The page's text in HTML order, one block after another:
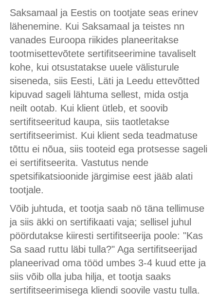
Saksamaal ja Eestis on tootjate seas erinev
lähenemine. Kui Saksamaal ja teistes nn
vanades Euroopa riikides planeeritakse
tootmisettevõtete sertifitseerimine tavaliselt
kohe, kui otsustatakse uuele välisturule
siseneda, siis Eesti, Läti ja Leedu ettevõtted
kipuvad sageli lähtuma sellest, mida ostja
neilt ootab. Kui klient ütleb, et soovib
sertifitseeritud kaupa, siis taotletakse
sertifitseerimist. Kui klient seda teadmatuse
tõttu ei nõua, siis tooteid ega protsesse sageli
ei sertifitseerita. Vastutus nende
spetsifikatsioonide järgimise eest jääb alati
tootjale.
Võib juhtuda, et tootja saab nö täna tellimuse
ja siis äkki on sertifikaati vaja; sellisel juhul
pöördutakse kiiresti sertifitseerija poole: "Kas
Sa saad ruttu läbi tulla?" Aga sertifitseerijad
planeerivad oma tööd umbes 3-4 kuud ette ja
siis võib olla juba hilja, et tootja saaks
sertifitseerimisega kliendi soovile vastu tulla.